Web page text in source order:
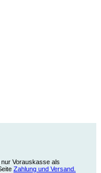
Vorauskasse als
Zahlung und Versand.